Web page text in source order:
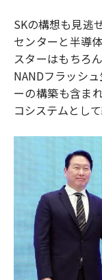
SKの構想も見逃
センターと半導
スターはもちろ
NANDフラッシ
ーの構築も含ま
コシステムとし